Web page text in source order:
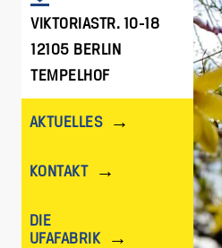
VIKTORIASTR. 10-18
12105 BERLIN
TEMPELHOF
AKTUELLES
KONTAKT
DIE
UFAFABRIK